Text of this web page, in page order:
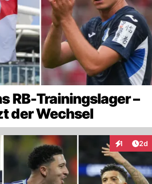
RB-Trainingslager –
der Wechsel
1 2d